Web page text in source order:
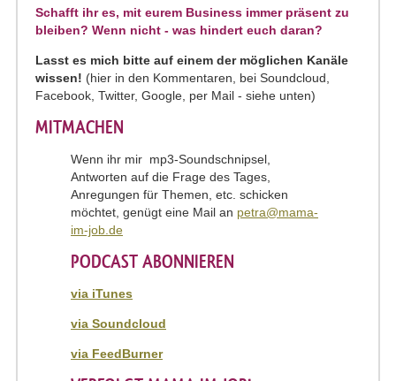
Schafft ihr es, mit eurem Business immer präsent zu
bleiben? Wenn nicht - was hindert euch daran?
Lasst es mich bitte auf einem der möglichen Kanäle
wissen! (hier in den Kommentaren, bei Soundcloud,
Facebook, Twitter, Google, per Mail - siehe unten)
MITMACHEN
Wenn ihr mir mp3-Soundschnipsel,
Antworten auf die Frage des Tages,
Anregungen für Themen, etc. schicken
möchtet, genügt eine Mail an petra@mama-
im-job.de
PODCAST ABONNIEREN
via iTunes
via Soundcloud
via FeedBurner